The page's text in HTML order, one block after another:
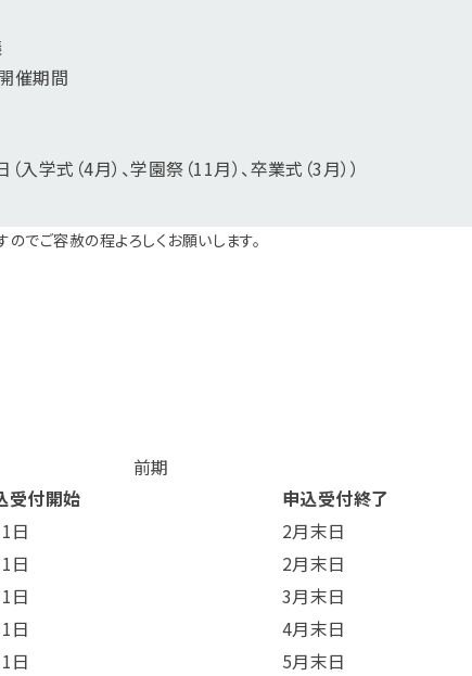
催期間
学式（4月）、学園祭（11月）、卒業式（3月））
でご容赦の程よろしくお願いします。
前期
受付開始
申込受付終了
日
2月末日
日
2月末日
日
3月末日
日
4月末日
日
5月末日